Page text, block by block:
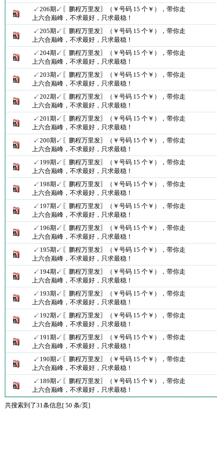
↙206期↙〖鹏程万里发〗（￥号码 15 个￥），带你走
上六合巅峰，不求最好，只求最稳！
↙205期↙〖鹏程万里发〗（￥号码 15 个￥），带你走
上六合巅峰，不求最好，只求最稳！
↙204期↙〖鹏程万里发〗（￥号码 15 个￥），带你走
上六合巅峰，不求最好，只求最稳！
↙203期↙〖鹏程万里发〗（￥号码 15 个￥），带你走
上六合巅峰，不求最好，只求最稳！
↙202期↙〖鹏程万里发〗（￥号码 15 个￥），带你走
上六合巅峰，不求最好，只求最稳！
↙201期↙〖鹏程万里发〗（￥号码 15 个￥），带你走
上六合巅峰，不求最好，只求最稳！
↙200期↙〖鹏程万里发〗（￥号码 15 个￥），带你走
上六合巅峰，不求最好，只求最稳！
↙199期↙〖鹏程万里发〗（￥号码 15 个￥），带你走
上六合巅峰，不求最好，只求最稳！
↙198期↙〖鹏程万里发〗（￥号码 15 个￥），带你走
上六合巅峰，不求最好，只求最稳！
↙197期↙〖鹏程万里发〗（￥号码 15 个￥），带你走
上六合巅峰，不求最好，只求最稳！
↙196期↙〖鹏程万里发〗（￥号码 15 个￥），带你走
上六合巅峰，不求最好，只求最稳！
↙195期↙〖鹏程万里发〗（￥号码 15 个￥），带你走
上六合巅峰，不求最好，只求最稳！
↙194期↙〖鹏程万里发〗（￥号码 15 个￥），带你走
上六合巅峰，不求最好，只求最稳！
↙193期↙〖鹏程万里发〗（￥号码 15 个￥），带你走
上六合巅峰，不求最好，只求最稳！
↙192期↙〖鹏程万里发〗（￥号码 15 个￥），带你走
上六合巅峰，不求最好，只求最稳！
↙191期↙〖鹏程万里发〗（￥号码 15 个￥），带你走
上六合巅峰，不求最好，只求最稳！
↙190期↙〖鹏程万里发〗（￥号码 15 个￥），带你走
上六合巅峰，不求最好，只求最稳！
↙189期↙〖鹏程万里发〗（￥号码 15 个￥），带你走
上六合巅峰，不求最好，只求最稳！
共搜索到了31条信息[ 50 条/页]